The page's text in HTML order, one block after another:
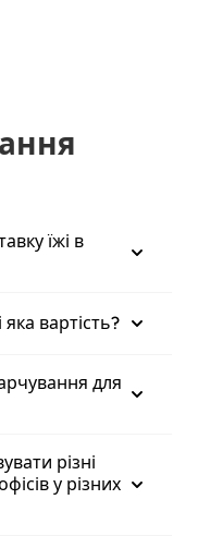
їжі в
вартість?
для
різні
у різних